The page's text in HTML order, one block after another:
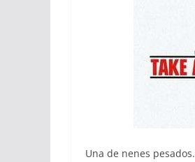
Una de nenes pesados.